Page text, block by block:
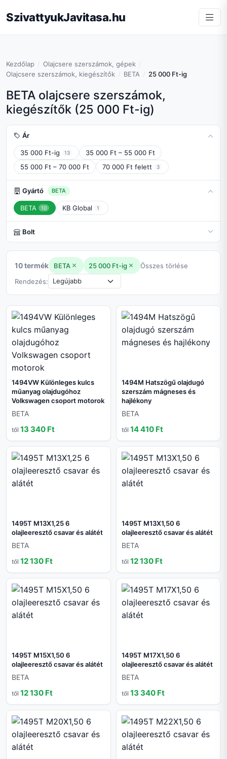
SzivattyukJavitasa.hu
Kezdőlap
Olajcsere szerszámok, gépek
Olajcsere szerszámok, kiegészítők
BETA 25 000 Ft-ig
BETA olajcsere szerszámok,
kiegészítők (25 000 Ft-ig)
Ár
35 000 Ft-ig 13
35 000 Ft – 55 000 Ft
55 000 Ft – 70 000 Ft
70 000 Ft felett 3
Gyártó BETA
BETA 10 KB Global 1
Bolt
10 termék BETA 25 000 Ft-ig
Összes törlése
Rendezés:
1494VW Különleges kulcs
műanyag olajdugóhoz
Volkswagen csoport motorok
BETA
től 13 340 Ft
1494M Hatszögű olajdugó
szerszám mágneses és
hajlékony
BETA
től 14 410 Ft
1495T M13X1,25 6
olajleeresztő csavar és alátét
BETA
től 12 130 Ft
1495T M13X1,50 6
olajleeresztő csavar és alátét
BETA
től 12 130 Ft
1495T M15X1,50 6
olajleeresztő csavar és alátét
BETA
től 12 130 Ft
1495T M17X1,50 6
olajleeresztő csavar és alátét
BETA
től 13 340 Ft